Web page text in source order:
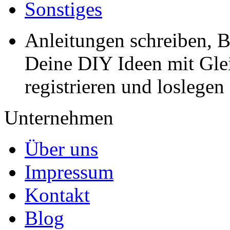
Sonstiges
Anleitungen schreiben,
Deine DIY Ideen mit
registrieren und loslegen
Unternehmen
Über uns
Impressum
Kontakt
Blog